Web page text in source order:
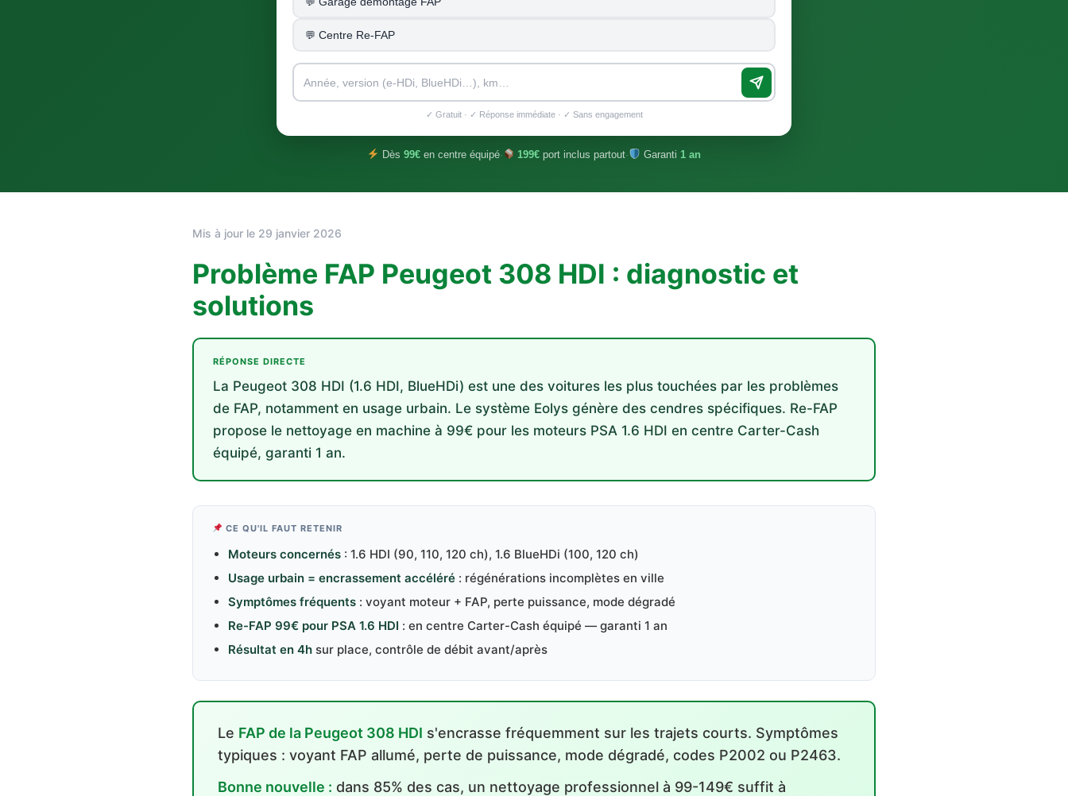
Centre Re-FAP
✓ Gratuit · ✓ Réponse immédiate · ✓ Sans engagement
Dès 99€en centre équipé· 199€ port inclus partout· Garanti1 an
Mis à jour le 29 janvier 2026
Problème FAP Peugeot 308 HDI : diagnostic et
solutions
RÉPONSE DIRECTE
La Peugeot 308 HDI (1.6 HDI, BlueHDi) est une des voitures les plus touchées par les problèmes
de FAP, notamment en usage urbain. Le système Eolys génère des cendres spécifiques. Re-FAP
propose le nettoyage en machine à 99€ pour les moteurs PSA 1.6 HDI en centre Carter-Cash
équipé, garanti 1 an.
CE QU'IL FAUT RETENIR
Moteurs concernés : 1.6 HDI (90, 110, 120 ch), 1.6 BlueHDi (100, 120 ch)
Usage urbain = encrassement accéléré : régénérations incomplètes en ville
Symptômes fréquents : voyant moteur + FAP, perte puissance, mode dégradé
Re-FAP 99€ pour PSA 1.6 HDI : en centre Carter-Cash équipé — garanti 1 an
Résultat en 4h sur place, contrôle de débit avant/après
Le FAP de la Peugeot 308 HDI s'encrasse fréquemment sur les trajets courts. Symptômes
typiques : voyant FAP allumé, perte de puissance, mode dégradé, codes P2002 ou P2463.
Bonne nouvelle : dans 85% des cas, un nettoyage professionnel à 99-149€ suffit à